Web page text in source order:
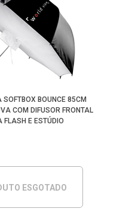
SOFTBOX BOUNCE 85CM
COM DIFUSOR FRONTAL
FLASH E ESTÚDIO
ESGOTADO